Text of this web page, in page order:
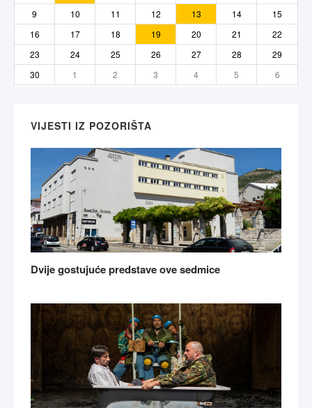
9
10 11 12 13 14
15
16
17 18 19 20 21
22
23
24 25 26 27 28
29
30
1 2 3 4 5 6
VIJESTI IZ POZORIŠTA
Dvije gostujuće predstave ove sedmice